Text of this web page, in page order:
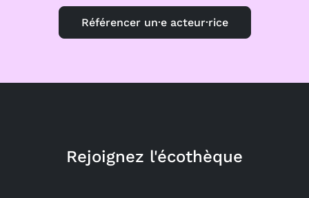
Référencer un·e acteur·rice
Rejoignez l'écothèque